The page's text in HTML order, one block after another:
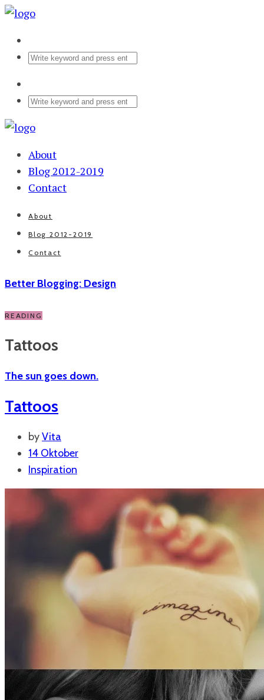
About
Blog 2012-2019
Contact
About
Blog 2012-2019
Contact
Better Blogging: Design
READING
Tattoos
The sun goes down.
Tattoos
byVita
14 Oktober
Inspiration